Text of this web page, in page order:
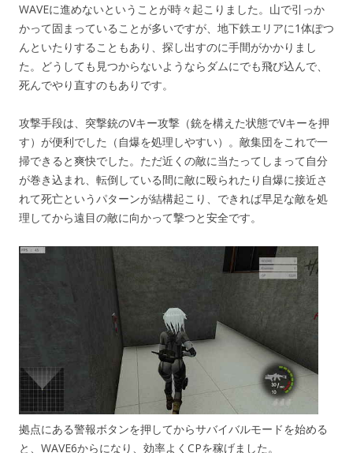
WAVEに進めないということが時々起こりました。山で引っか
かって固まっていることが多いですが、地下鉄エリアに1体ぽつ
んといたりすることもあり、探し出すのに手間がかかりまし
た。どうしても見つからないようならダムにでも飛び込んで、
死んでやり直すのもありです。
攻撃手段は、突撃銃のVキー攻撃（銃を構えた状態でVキーを押
す）が便利でした（自爆を処理しやすい）。敵集団をこれで一
掃できると爽快でした。ただ近くの敵に当たってしまって自分
が巻き込まれ、転倒している間に敵に殴られたり自爆に接近さ
れて死亡というパターンが結構起こり、できれば早足な敵を処
理してから遠目の敵に向かって撃つと安全です。
拠点にある警報ボタンを押してからサバイバルモードを始める
と、WAVE6からになり、効率よくCPを稼げました。